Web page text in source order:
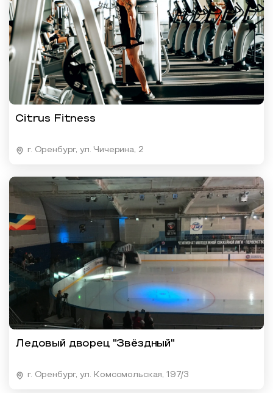
Citrus Fitness
г. Оренбург, ул. Чичерина, 2
Ледовый дворец "Звёздный"
г. Оренбург, ул. Комсомольская, 197/3